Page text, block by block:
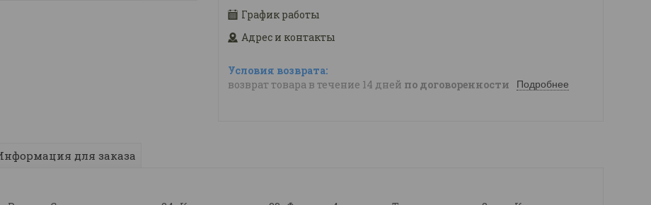
График работы
Адрес и контакты
возврат товара в течение 14 дней по договоренности Подробнее
для заказа